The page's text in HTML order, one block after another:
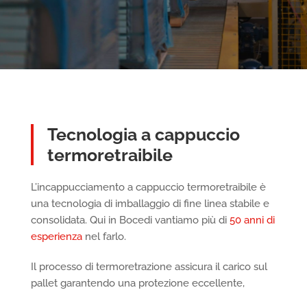
Tecnologia a cappuccio
termoretraibile
L’incappucciamento a cappuccio termoretraibile è
una tecnologia di imballaggio di fine linea stabile e
consolidata. Qui in Bocedi vantiamo più di 50 anni di
esperienzanel farlo.
Il processo di termoretrazione assicura il carico sul
pallet garantendo una protezione eccellente,